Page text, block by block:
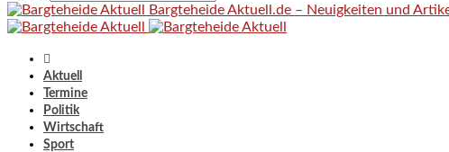
Bargteheide Aktuell.de – Neuigkeiten und
Aktuell
Termine
Politik
Wirtschaft
Sport